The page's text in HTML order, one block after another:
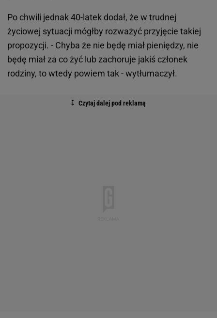
Po chwili jednak 40-latek dodał, że w trudnej
życiowej sytuacji mógłby rozważyć przyjęcie takiej
propozycji. - Chyba że nie będę miał pieniędzy, nie
będę miał za co żyć lub zachoruje jakiś członek
rodziny, to wtedy powiem tak - wytłumaczył.